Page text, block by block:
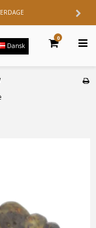
Dansk
0